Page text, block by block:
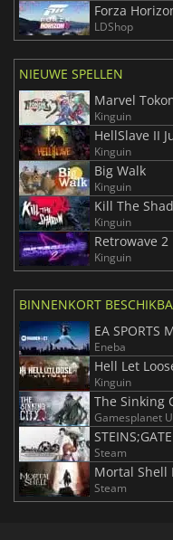
Forza
LDShop
NIEUWE SPELLEN
Marvel
Kinguin
HellSlave II
Kinguin
Big Walk
Kinguin
Kill The
Kinguin
Retrowave 2
Kinguin
BINNENKORT
EA SPORTS
Eneba
Hell Let
Kinguin
The Sinking
Gamesplanet
Steam
Mortal Shell
Steam